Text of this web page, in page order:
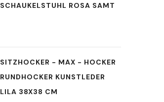
SCHAUKELSTUHL ROSA SAMT
SITZHOCKER - MAX - HOCKER
RUNDHOCKER KUNSTLEDER
LILA 38X38 CM